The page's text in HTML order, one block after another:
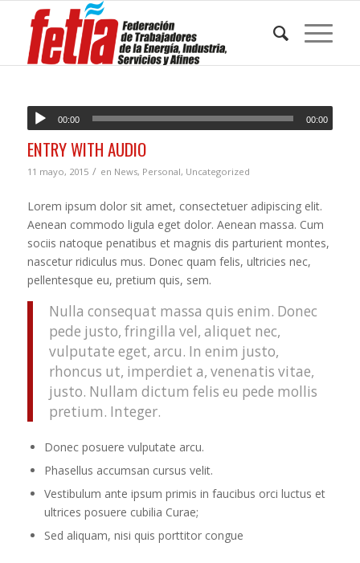
00:00 00:00
ENTRY WITH AUDIO
11 mayo, 2015 / en News, Personal, Uncategorized
Lorem ipsum dolor sit amet, consectetuer adipiscing elit.
Aenean commodo ligula eget dolor. Aenean massa. Cum
sociis natoque penatibus et magnis dis parturient montes,
nascetur ridiculus mus. Donec quam felis, ultricies nec,
pellentesque eu, pretium quis, sem.
Nulla consequat massa quis enim. Donec
pede justo, fringilla vel, aliquet nec,
vulputate eget, arcu. In enim justo,
rhoncus ut, imperdiet a, venenatis vitae,
justo. Nullam dictum felis eu pede mollis
pretium. Integer.
Donec posuere vulputate arcu.
Phasellus accumsan cursus velit.
Vestibulum ante ipsum primis in faucibus orci luctus et
ultrices posuere cubilia Curae;
Sed aliquam, nisi quis porttitor congue